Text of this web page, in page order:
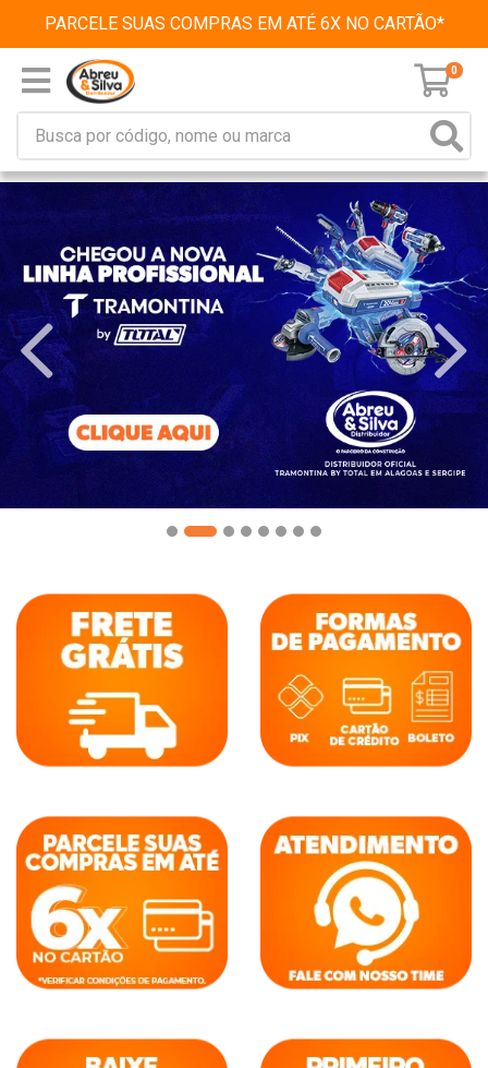
PARCELE SUAS COMPRAS EM ATÉ 6X NO CARTÃO*
0